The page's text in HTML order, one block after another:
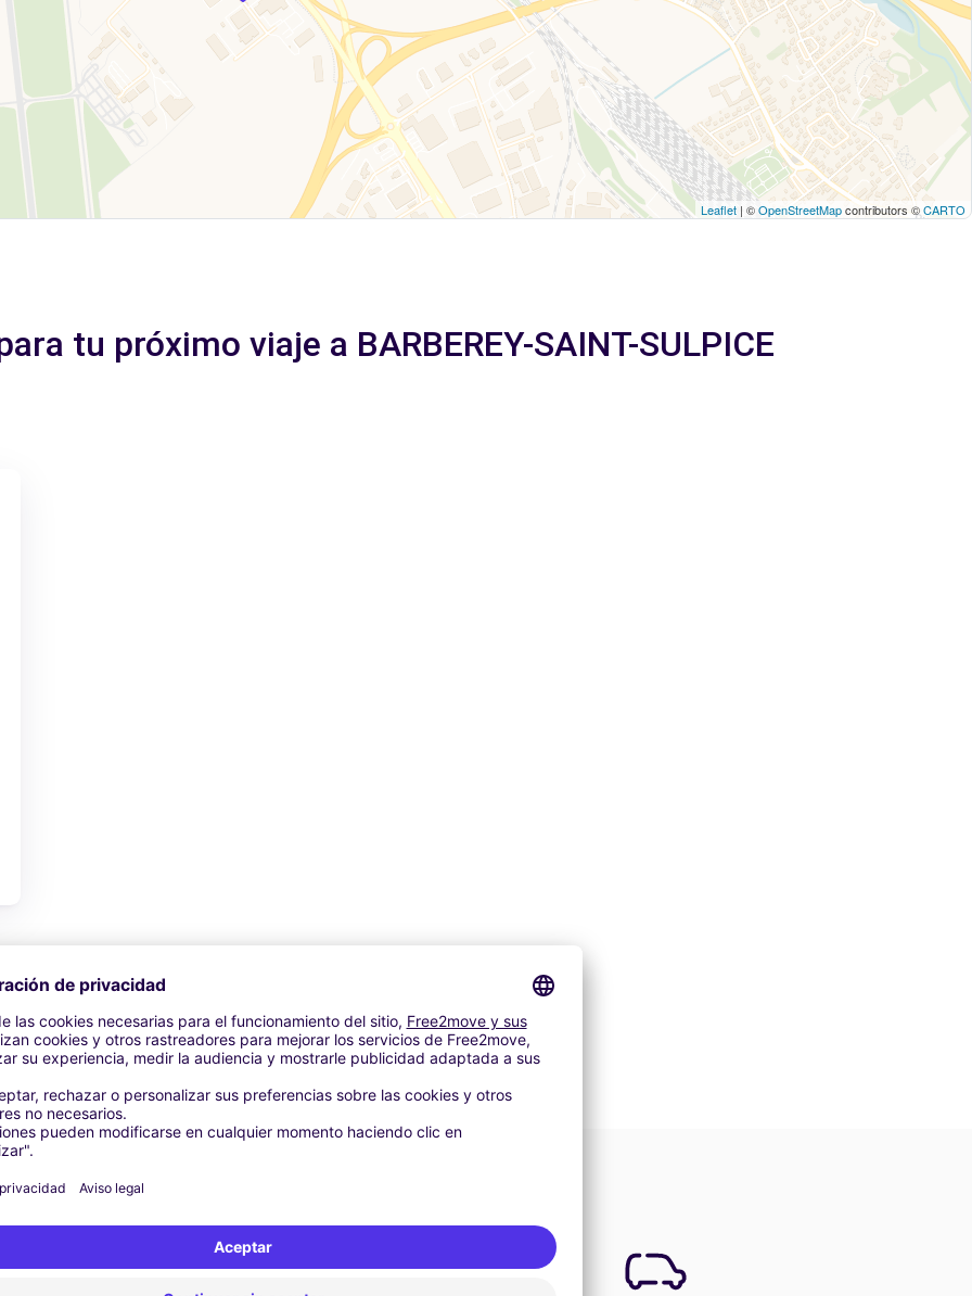
Leaflet | ©OpenStreetMapcontributors ©CARTO
tu próximo viaje a BARBEREY-SAINT-SULPICE